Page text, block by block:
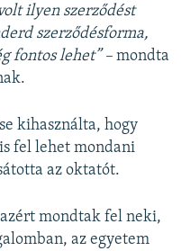
ilyen szerződést
szerződésforma,
fontos lehet” – mondta
kihasználta, hogy
fel lehet mondani
az oktatót.
mondtak fel neki,
az egyetem